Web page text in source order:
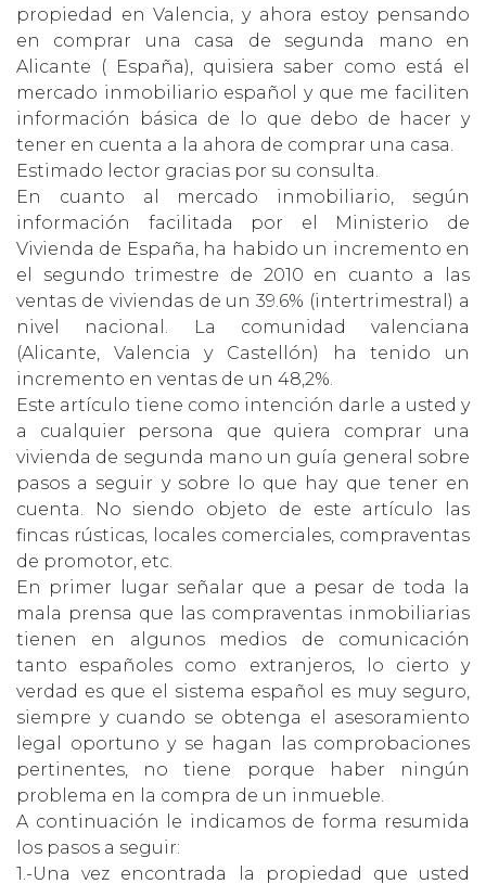
propiedad en Valencia, y ahora estoy pensando
en comprar una casa de segunda mano en
Alicante ( España), quisiera saber como está el
mercado inmobiliario español y que me faciliten
información básica de lo que debo de hacer y
tener en cuenta a la ahora de comprar una casa.
Estimado lector gracias por su consulta.
En cuanto al mercado inmobiliario, según
información facilitada por el Ministerio de
Vivienda de España, ha habido un incremento en
el segundo trimestre de 2010 en cuanto a las
ventas de viviendas de un 39.6% (intertrimestral) a
nivel nacional. La comunidad valenciana
(Alicante, Valencia y Castellón) ha tenido un
incremento en ventas de un 48,2%.
Este artículo tiene como intención darle a usted y
a cualquier persona que quiera comprar una
vivienda de segunda mano un guía general sobre
pasos a seguir y sobre lo que hay que tener en
cuenta. No siendo objeto de este artículo las
fincas rústicas, locales comerciales, compraventas
de promotor, etc.
En primer lugar señalar que a pesar de toda la
mala prensa que las compraventas inmobiliarias
tienen en algunos medios de comunicación
tanto españoles como extranjeros, lo cierto y
verdad es que el sistema español es muy seguro,
siempre y cuando se obtenga el asesoramiento
legal oportuno y se hagan las comprobaciones
pertinentes, no tiene porque haber ningún
problema en la compra de un inmueble.
A continuación le indicamos de forma resumida
los pasos a seguir:
1.-Una vez encontrada la propiedad que usted